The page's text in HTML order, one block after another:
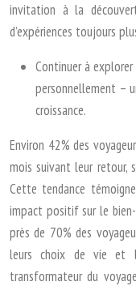
invitation à la
d’expériences toujours
Continuer à
personnellement –
croissance.
Environ 42% des
mois suivant leur retour,
Cette tendance
impact positif sur le
près de 70% des
leurs choix de vie et
transformateur du